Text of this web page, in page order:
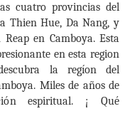
cuatro provincias del
Thien Hue, Da Nang, y
en Camboya. Esta
en esta region
la regíon del
Miles de años de
espiritual. ¡ Qué